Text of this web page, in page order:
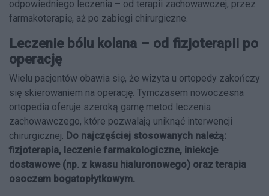
odpowiedniego leczenia – od terapii zachowawczej, przez
farmakoterapię, aż po zabiegi chirurgiczne.
Leczenie bólu kolana – od fizjoterapii po
operację
Wielu pacjentów obawia się, że wizyta u ortopedy zakończy
się skierowaniem na operację. Tymczasem nowoczesna
ortopedia oferuje szeroką gamę metod leczenia
zachowawczego, które pozwalają uniknąć interwencji
chirurgicznej.
Do najczęściej stosowanych należą:
fizjoterapia, leczenie farmakologiczne, iniekcje
dostawowe (np. z kwasu hialuronowego) oraz terapia
osoczem bogatopłytkowym.